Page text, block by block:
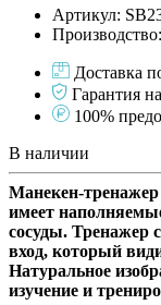
Артикул:
Доставка
Гарантия
100%
В наличии
Манекен-тренажер
имеет
сосуды. Тренажер
вход, который
Натуральное
изучение и